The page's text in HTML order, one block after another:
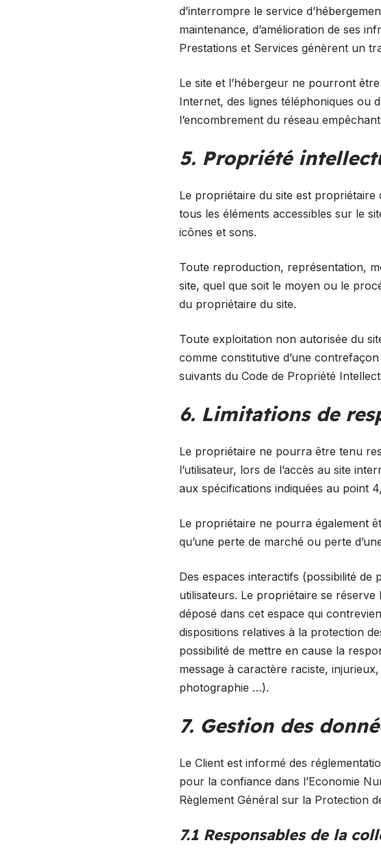
d’interrompre le service
maintenance, d’amélioration de ses
Prestations et Services génèrent un
Le site et l’hébergeur ne pourront
Internet, des lignes téléphoniques ou
l’encombrement du réseau
5. Propriété
Le propriétaire du site est propriétaire
tous les éléments accessibles sur le
icônes et sons.
Toute reproduction, représentation,
site, quel que soit le moyen ou le
du propriétaire du site.
Toute exploitation non autorisée du
comme constitutive d’une
suivants du Code de Propriété
6. Limitations de
Le propriétaire ne pourra être tenu
l’utilisateur, lors de l’accès au site
aux spécifications indiquées au point
Le propriétaire ne pourra également
qu’une perte de marché ou perte
Des espaces interactifs (possibilité de
utilisateurs. Le propriétaire se
déposé dans cet espace qui
dispositions relatives à la protection
possibilité de mettre en cause la
message à caractère raciste,
photographie …).
7. Gestion des
Le Client est informé des
pour la confiance dans l’Economie
Règlement Général sur la Protection
7.1 Responsables de la